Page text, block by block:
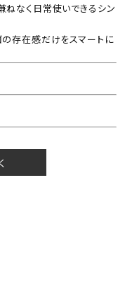
ねなく日常使いできるシン
の存在感だけをスマートに